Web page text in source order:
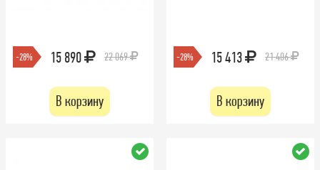
-28% 15 890 22 069
В корзину
-28% 15 413 21 406
В корзину